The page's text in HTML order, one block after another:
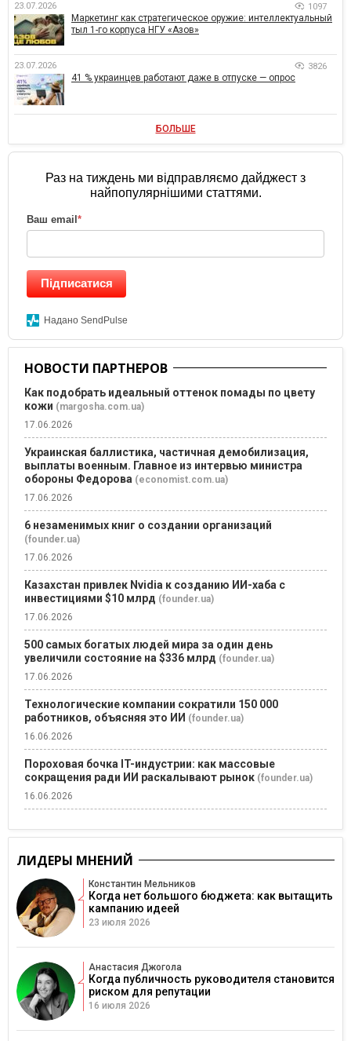
23.07.2026 1097
Маркетинг как стратегическое оружие: интеллектуальный
тыл 1-го корпуса НГУ «Азов»
23.07.2026 3826
41 % украинцев работают даже в отпуске — опрос
БОЛЬШЕ
Раз на тиждень ми відправляємо дайджест з
найпопулярнішими статтями.
Ваш email *
Підписатися
Надано SendPulse
НОВОСТИ ПАРТНЕРОВ
Как подобрать идеальный оттенок помады по цвету
кожи (margosha.com.ua)
17.06.2026
Украинская баллистика, частичная демобилизация,
выплаты военным. Главное из интервью министра
обороны Федорова (economist.com.ua)
17.06.2026
6 незаменимых книг о создании организаций
(founder.ua)
17.06.2026
Казахстан привлек Nvidia к созданию ИИ-хаба с
инвестициями $10 млрд (founder.ua)
17.06.2026
500 самых богатых людей мира за один день
увеличили состояние на $336 млрд (founder.ua)
17.06.2026
Технологические компании сократили 150 000
работников, объясняя это ИИ (founder.ua)
16.06.2026
Пороховая бочка IT-индустрии: как массовые
сокращения ради ИИ раскалывают рынок (founder.ua)
16.06.2026
ЛИДЕРЫ МНЕНИЙ
Константин Мельников
Когда нет большого бюджета: как вытащить
кампанию идеей
23 июля 2026
Анастасия Джогола
Когда публичность руководителя становится
риском для репутации
16 июля 2026